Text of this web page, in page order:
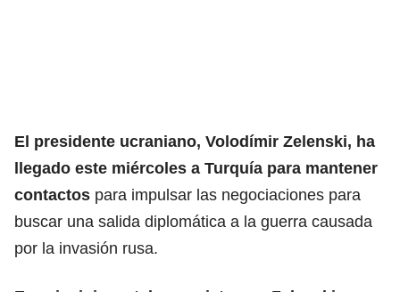
El presidente ucraniano, Volodímir Zelenski, ha
llegado este miércoles a Turquía para mantener
contactos para impulsar las negociaciones para
buscar una salida diplomática a la guerra causada
por la invasión rusa.